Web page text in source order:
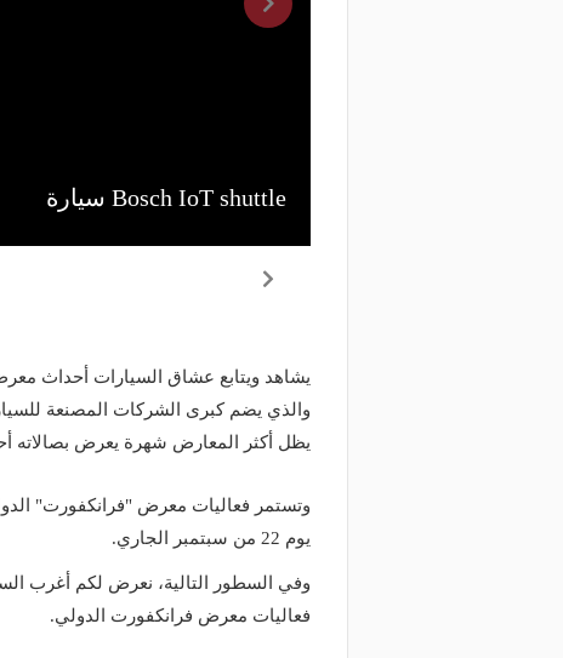
سيارة Bosch IoT shuttle
يشاهد ويتابع عشاق السيارات أحداث
والذي يضم كبرى الشركات المصنعة
يظل أكثر المعارض شهرة يعرض بصالاته
وتستمر فعاليات معرض "فرانكفورت"
يوم 22 من سبتمبر الجاري.
وفي السطور التالية، نعرض لكم أغرب
فعاليات معرض فرانكفورت الدولي.